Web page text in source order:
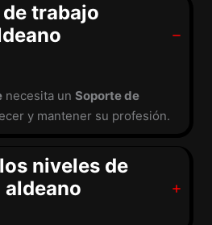
trabajo
necesita unSoporte de
y mantener su profesión.
niveles de